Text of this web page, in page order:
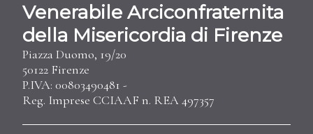
Venerabile Arciconfraternita
della Misericordia di Firenze
Piazza Duomo, 19/20
50122 Firenze
P.IVA: 00803490481 -
Reg. Imprese CCIAAF n. REA 497357